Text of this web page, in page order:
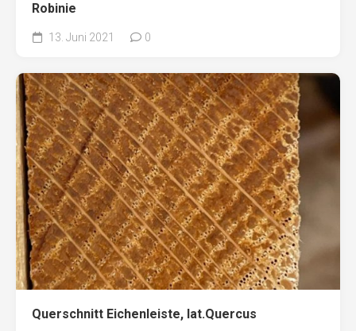
Robinie
13. Juni 2021 0
Querschnitt Eichenleiste, lat.Quercus